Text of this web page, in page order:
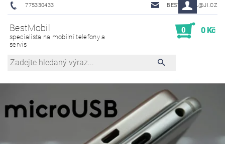
775330433 BESTMOBIL@JI.CZ
BestMobil
specialista na mobilní telefony a
servis
0 0 Kč